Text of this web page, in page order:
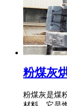
粉煤灰
粉煤灰是煤